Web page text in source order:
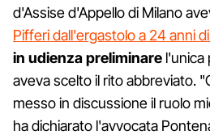
d'Assise d'Appello di Milano
Pifferi dall'ergastolo a 24 anni
in udienza preliminare l'unica
aveva scelto il rito abbreviato.
messo in discussione il ruolo
ha dichiarato l'avvocata